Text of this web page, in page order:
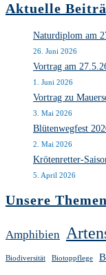
Aktuelle
Naturdiplom am
26. Juni 2026
Vortrag am
1. Juni 2026
Vortrag zu
3. Mai 2026
Blütenwegfest
2. Mai 2026
Krötenretter-
5. April 2026
Unsere Themen
Amphibien
Biodiversität Biotoppflege